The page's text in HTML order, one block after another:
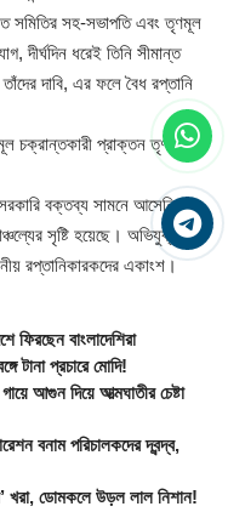
সমিতির সহ-সভাপতি এবং তৃণমূল
দীর্ঘদিন ধরেই তিনি সীমান্ত
দাবি, এর ফলে বৈধ রপ্তানি
চক্রান্তকারী প্রাক্তন তৃণমূল
বক্তব্য সামনে আসেনি।
সৃষ্টি হয়েছে। অভিযুক্তদের
রপ্তানিকারকদের একাংশ।
বাংলাদেশিরা
টানা প্রচারে মোদি!
আগুন দিয়ে আত্মঘাতীর চেষ্টা
বনাম পরিচালকদের দ্বন্দ্ব,
ডোমকলে উড়ল লাল নিশান!